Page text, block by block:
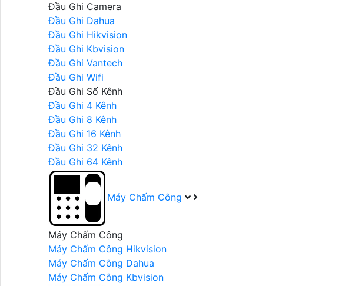
Đầu Ghi Camera
Đầu Ghi Dahua
Đầu Ghi Hikvision
Đầu Ghi Kbvision
Đầu Ghi Vantech
Đầu Ghi Wifi
Đầu Ghi Số Kênh
Đầu Ghi 4 Kênh
Đầu Ghi 8 Kênh
Đầu Ghi 16 Kênh
Đầu Ghi 32 Kênh
Đầu Ghi 64 Kênh
Máy Chấm Công
Máy Chấm Công
Máy Chấm Công Hikvision
Máy Chấm Công Dahua
Máy Chấm Công Kbvision